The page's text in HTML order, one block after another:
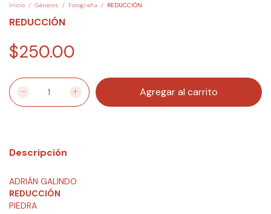
Inicio / Géneros / Fotografia / REDUCCIÓN
REDUCCIÓN
$250.00
Descripción
ADRIÁN GALINDO
REDUCCIÓN
PIEDRA